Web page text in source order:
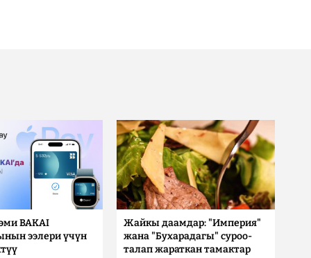
BAKAI
ээлери үчүн
Жайкы даамдар: "Империя"
жана "Бухарадагы" суроо-
талап жараткан тамактар